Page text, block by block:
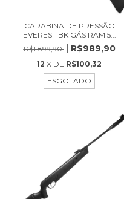
CARABINA DE PRESSÃO
EVEREST BK GÁS RAM 5...
R$1.899,90
R$989,90
12 X DE R$100,32
ESGOTADO